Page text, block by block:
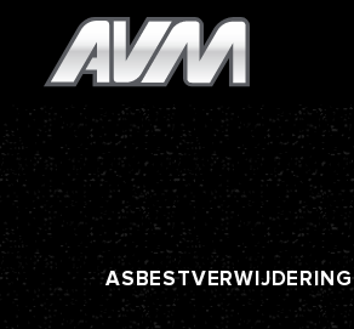
ASBESTVERWIJDERING